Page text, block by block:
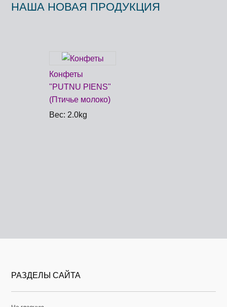
НАША НОВАЯ ПРОДУКЦИЯ
Конфеты
"PUTNU PIENS"
(Птичье молоко)
Вес: 2.0kg
РАЗДЕЛЫ САЙТА